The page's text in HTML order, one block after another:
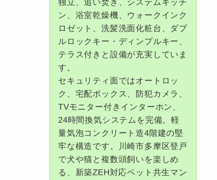
独立、追い焚き、システムキッチ
ン、浴室乾燥機、ウォークインク
ロゼット、洗髪洗面化粧台、ダブ
ルロックキー・ディンプルキー、
テラス付きと設備が充実していま
す。
セキュリティ面ではオートロッ
ク、宅配ボックス、防犯カメラ、
TVモニター付きインターホン、
24時間換気システムを完備。軽
量気泡コンクリート造4階建の堅
牢な構造です。川崎市多摩区登戸
で犬や猫と複数頭飼いを楽しめ
る、新築ZEH対応ペット共生マン